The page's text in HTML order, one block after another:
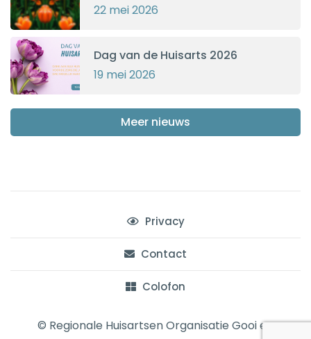
22 mei 2026
Dag van de Huisarts 2026
19 mei 2026
Meer nieuws
© Regionale Huisartsen Organisatie Gooi en
Privacy
Contact
Colofon